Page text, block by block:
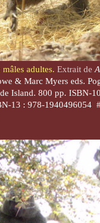
adultes. Extrait de
& Marc Myers eds.
Island. 800 pp. ISBN-10
13 : 978-1940496054 #